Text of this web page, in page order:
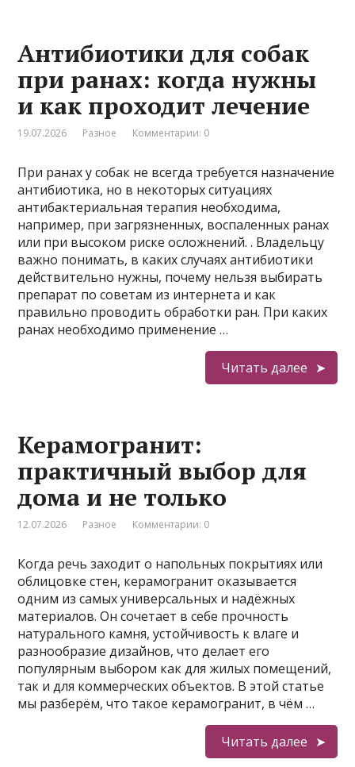
Антибиотики для собак
при ранах: когда нужны
и как проходит лечение
19.07.2026 Разное Комментарии: 0
При ранах у собак не всегда требуется назначение
антибиотика, но в некоторых ситуациях
антибактериальная терапия необходима,
например, при загрязненных, воспаленных ранах
или при высоком риске осложнений. . Владельцу
важно понимать, в каких случаях антибиотики
действительно нужны, почему нельзя выбирать
препарат по советам из интернета и как
правильно проводить обработки ран. При каких
ранах необходимо применение …
Читать далее
Керамогранит:
практичный выбор для
дома и не только
12.07.2026 Разное Комментарии: 0
Когда речь заходит о напольных покрытиях или
облицовке стен, керамогранит оказывается
одним из самых универсальных и надёжных
материалов. Он сочетает в себе прочность
натурального камня, устойчивость к влаге и
разнообразие дизайнов, что делает его
популярным выбором как для жилых помещений,
так и для коммерческих объектов. В этой статье
мы разберём, что такое керамогранит, в чём …
Читать далее